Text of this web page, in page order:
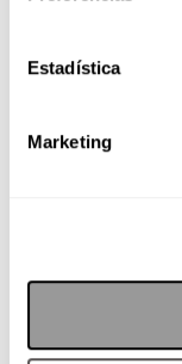
Estadística
Marketing